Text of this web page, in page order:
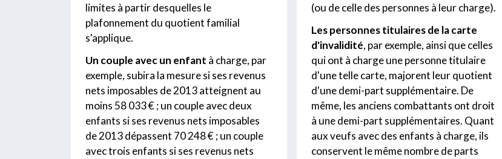
limites à partir desquelles le
plafonnement du quotient familial
s'applique.
Un couple avec un enfant à charge, par
exemple, subira la mesure si ses revenus
nets imposables de 2013 atteignent au
moins 58 033 € ; un couple avec deux
enfants si ses revenus nets imposables
de 2013 dépassent 70 248 € ; un couple
avec trois enfants si ses revenus nets
(ou de celle des personnes à leur charge).
Les personnes titulaires de la carte
d'invalidité, par exemple, ainsi que celles
qui ont à charge une personne titulaire
d'une telle carte, majorent leur quotient
d'une demi-part supplémentaire. De
même, les anciens combattants ont droit
à une demi-part supplémentaires. Quant
aux veufs avec des enfants à charge, ils
conservent le même nombre de parts